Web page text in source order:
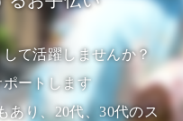
て活躍しませんか？
ートします
あり、20代、30代のス